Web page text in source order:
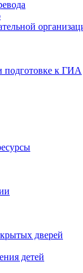
подготовке к ГИА
дверей
детей